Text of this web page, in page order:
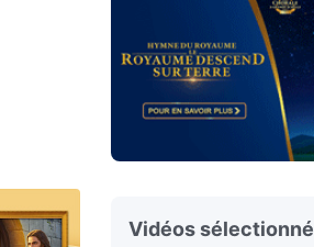
5:21
Vidéos